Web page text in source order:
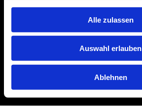
Alle zulassen
Auswahl erlauben
Ablehnen